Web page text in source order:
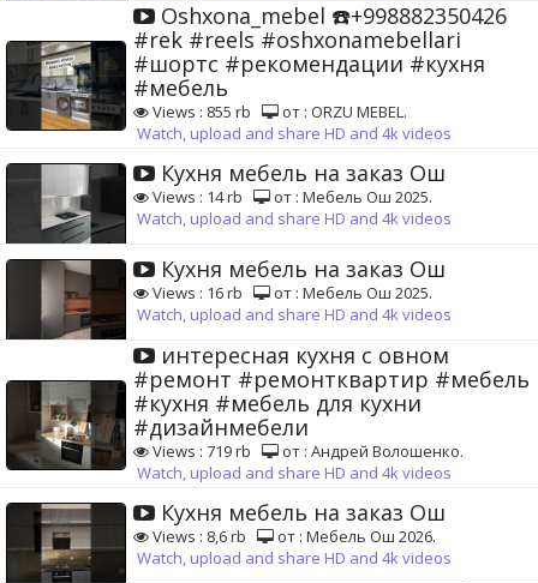
Oshxona_mebel ☎️+998882350426
#rek #reels #oshxonamebellari
#шортс #рекомендации #кухня
#мебель
Views : 855 rb
от : ORZU MEBEL.
Watch, upload and share HD and 4k videos
Кухня мебель на заказ Ош
Views : 14 rb
от : Мебель Ош 2025.
Watch, upload and share HD and 4k videos
Кухня мебель на заказ Ош
Views : 16 rb
от : Мебель Ош 2025.
Watch, upload and share HD and 4k videos
интересная кухня с овном
#ремонт #ремонтквартир #мебель
#кухня #мебель для кухни
#дизайнмебели
Views : 719 rb
от : Андрей Волошенко.
Watch, upload and share HD and 4k videos
Кухня мебель на заказ Ош
Views : 8,6 rb
от : Мебель Ош 2026.
Watch, upload and share HD and 4k videos